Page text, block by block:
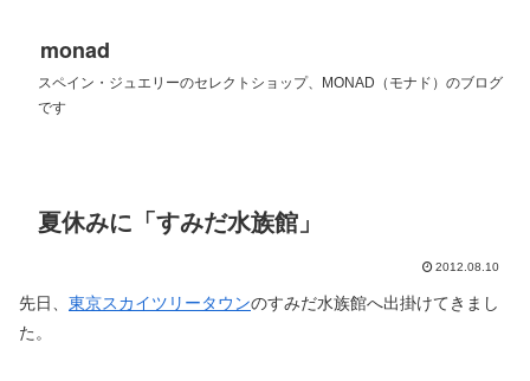
monad
スペイン・ジュエリーのセレクトショップ、MONAD（モナド）のブログ
です
夏休みに「すみだ水族館」
2012.08.10
先日、 東京スカイツリータウンのすみだ水族館へ出掛けてきまし
た。